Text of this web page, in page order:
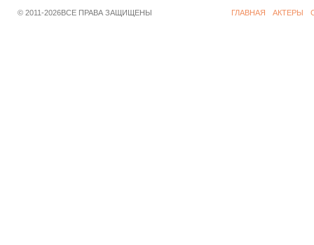
© 2011-2026ВСЕ ПРАВА ЗАЩИЩЕНЫ ГЛАВНАЯ АКТЕРЫ